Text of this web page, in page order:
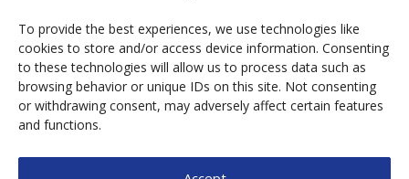
To provide the best experiences, we use technologies like
cookies to store and/or access device information. Consenting
to these technologies will allow us to process data such as
browsing behavior or unique IDs on this site. Not consenting
or withdrawing consent, may adversely affect certain features
and functions.
Piemonte(15) Puglia(12) Religion(22) Roma(47)
Sardegna(20) September(9) Torino(12)
Tradition(26) Veneto(12) Verona(11) Wein(31)
Wine(30)